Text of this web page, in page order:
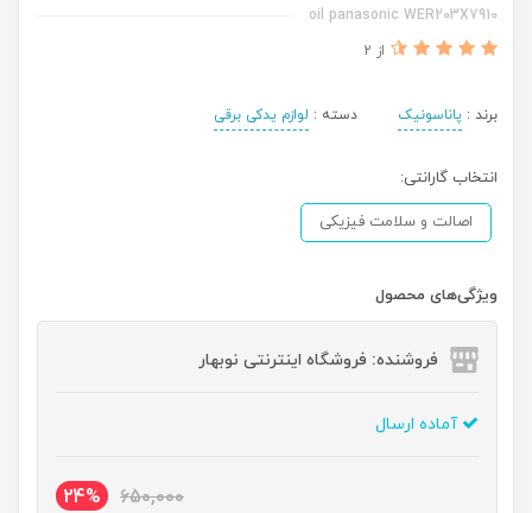
oil panasonic WER203X7910
از 2
برند : پاناسونیک دسته : لوازم یدکی برقی
انتخاب گارانتی:
اصالت و سلامت فیزیکی
ویژگی‌های محصول
فروشنده: فروشگاه اینترنتی نوبهار
آماده ارسال
650,000
24%